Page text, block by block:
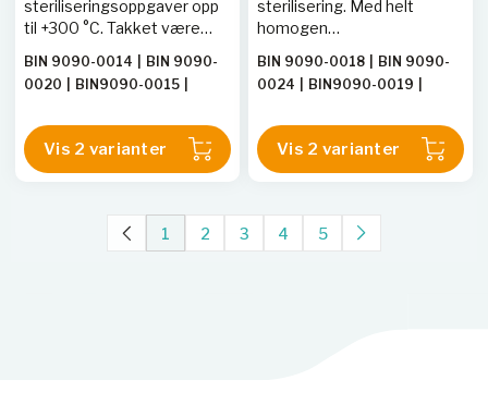
steriliseringsoppgaver opp
til +300 °C. Takket være
termiske prosesser i dette
tørkeskapet svært
rask og jevn tørking.
BIN 9090-0014
BIN 9090-
0020
BIN9090-0015
Vis 2 varianter
sterilisering. Med helt
homogen
dynamikk og kraftig vifte
sparer dette varmeskapet
BIN 9090-0018
BIN 9090-
0024
BIN9090-0019
Vis 2 varianter
1 2 3 4 5